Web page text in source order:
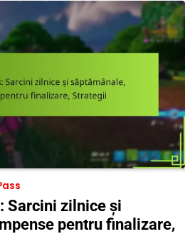
Sarcini zilnice și
pentru finalizare,